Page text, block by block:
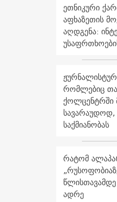
ეთნიკური
აფხაზეთის
აღდგენა:
რომლებიც
ქოლცენტრში
სავარაუდოდ,
საქმიანობას
რატომ
ადრე